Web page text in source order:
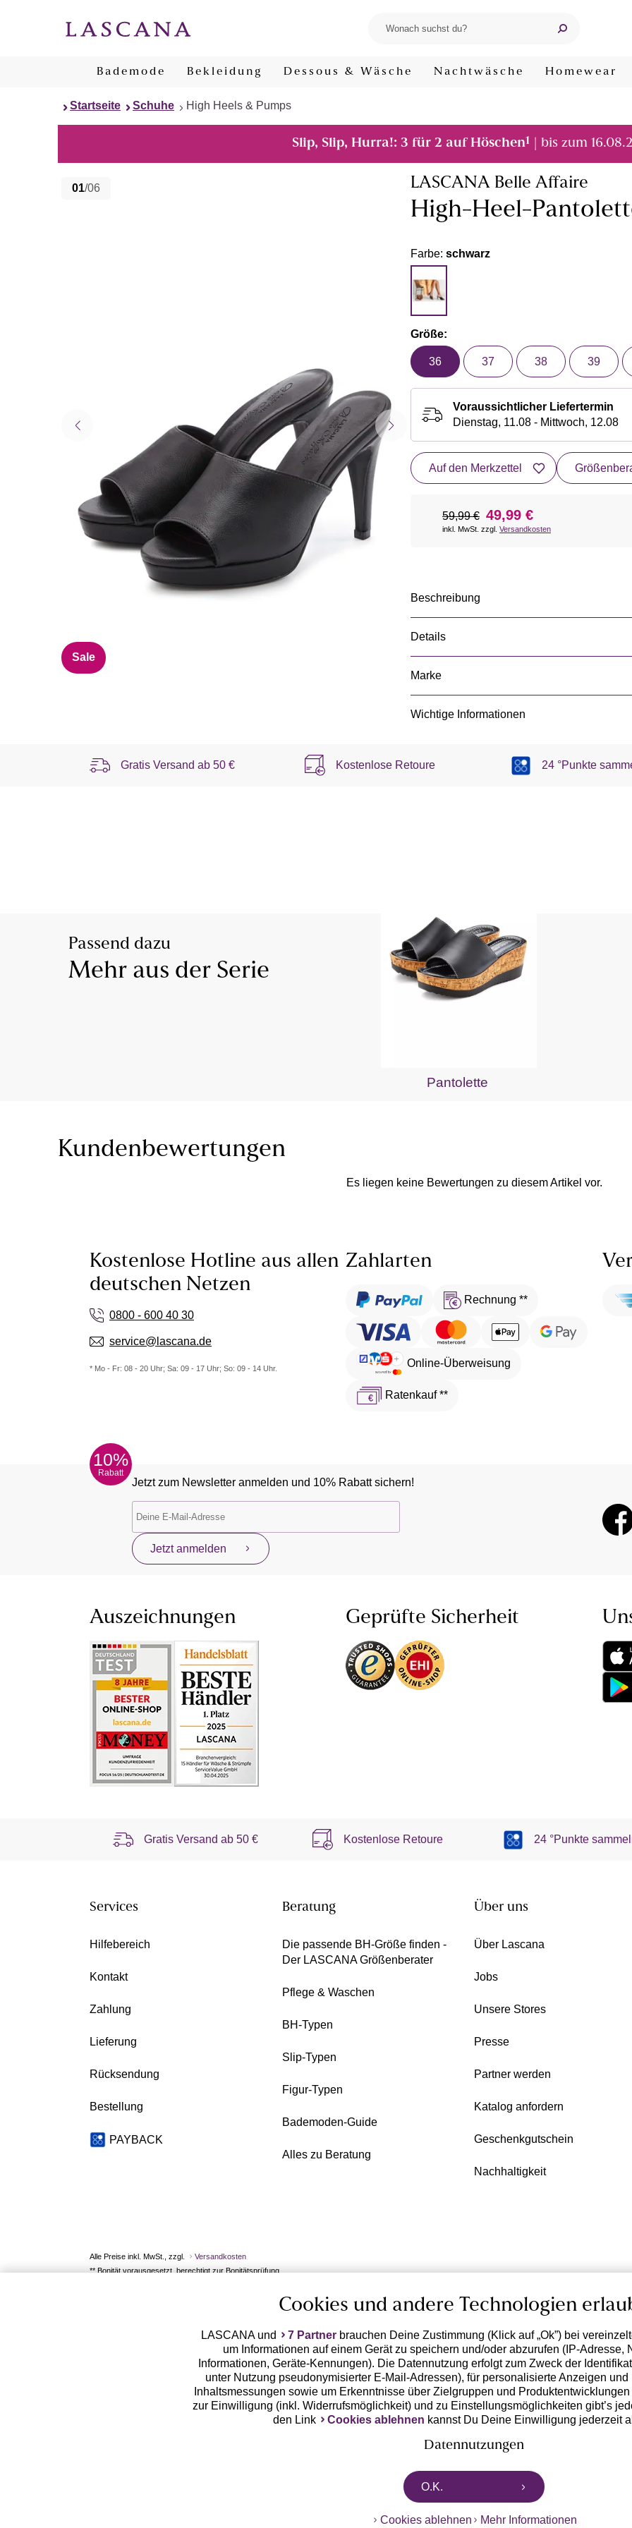
Bademode Bekleidung Dessous & Wäsche Nachtwäsche Homewear
Startseite Schuhe High Heels & Pumps
Slip, Slip, Hurra!: 3 für 2 auf Höschen1 | bis zum
01/06
Sale
LASCANA Belle Affaire
High-Heel-
Farbe: schwarz
Größe:
36 37 38 39
Voraussichtlicher Liefertermin
Dienstag, 11.08 - Mittwoch, 12.08
Auf den Merkzettel
59,99 € 49,99 €
inkl. MwSt. zzgl. Versandkosten
Beschreibung
Details
Marke
Wichtige Informationen
Gratis Versand ab 50 € Kostenlose Retoure 24 °Punkte
Passend dazu
Mehr aus der Serie
Pantolette
Kundenbewertungen
Es liegen keine Bewertungen zu diesem Artikel vor.
Kostenlose Hotline aus allen
deutschen Netzen
0800 - 600 40 30
service@lascana.de
* Mo - Fr: 08 - 20 Uhr; Sa: 09 - 17 Uhr; So: 09 - 14 Uhr.
Zahlarten
Rechnung **
Online-Überweisung
Ratenkauf **
10%
Rabatt
Jetzt zum Newsletter anmelden und 10% Rabatt sichern!
Jetzt anmelden
Auszeichnungen Geprüfte Sicherheit
Gratis Versand ab50 € Kostenlose Retoure 24 °Punkte
Services
Hilfebereich
Kontakt
Zahlung
Lieferung
Rücksendung
Bestellung
PAYBACK
Beratung
Die passende BH-Größe finden -
Der LASCANA Größenberater
Pflege & Waschen
BH-Typen
Slip-Typen
Figur-Typen
Bademoden-Guide
Alles zu Beratung
Über uns
Über Lascana
Jobs
Unsere Stores
Presse
Partner werden
Katalog anfordern
Geschenkgutschein
Nachhaltigkeit
Alle Preise inkl. MwSt., zzgl.
Versandkosten
** Bonität vorausgesetzt, berechtigt zur Bonitätsprüfung
Cookies und andere Technologien
LASCANA und 7 Partnerbrauchen Deine Zustimmung (Klick auf „Ok”) bei
um Informationen auf einem Gerät zu speichern und/oder abzurufen (IP-Adresse,
Informationen, Geräte-Kennungen). Die Datennutzung erfolgt zum Zweck der
unter Nutzung pseudonymisierter E-Mail-Adressen), für personalisierte Anzeigen und
Inhaltsmessungen sowie um Erkenntnisse über Zielgruppen und
zur Einwilligung (inkl. Widerrufsmöglichkeit) und zu Einstellungsmöglichkeiten gibt’s
den Link
Cookies ablehnen kannst Du Deine Einwilligung jederzeit
Datennutzungen
LASCANA arbeitet mit Partnern zusammen, die von deinem Endgerät abgerufene
von uns übermittelten pseudonymisierten Daten zur Aussteuerung unserer Werbung
Erhebung der Trackingdaten bzw. die Übermittlung deiner pseudonymisierten
O.K.
Cookies ablehnen Mehr Informationen